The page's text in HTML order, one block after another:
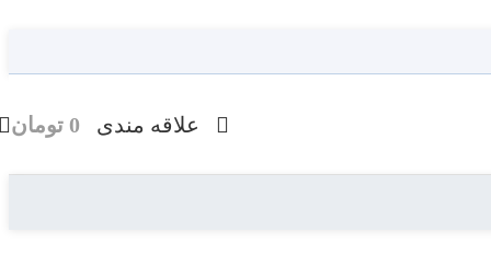
علاقه مندی 0 تومان